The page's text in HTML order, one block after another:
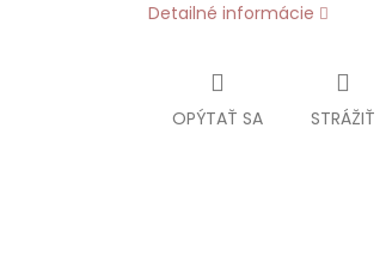
Detailné informácie
OPÝTAŤ SA STRÁŽIŤ